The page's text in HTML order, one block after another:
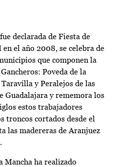
declarada de Fiesta de
el año 2008, se celebra de
que componen la
Poveda de la
y Peralejos de las
Guadalajara y rememora los
estos trabajadores
troncos cortados desde el
las madereras de Aranjuez
Mancha ha realizado